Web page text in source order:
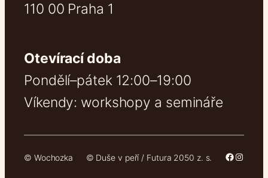
110 00 Praha 1
Otevírací doba
Pondělí–pátek 12:00–19:00
Víkendy: workshopy a semináře
© Wochozka © Duše v peří / Futura 2050 z. s. Facebook